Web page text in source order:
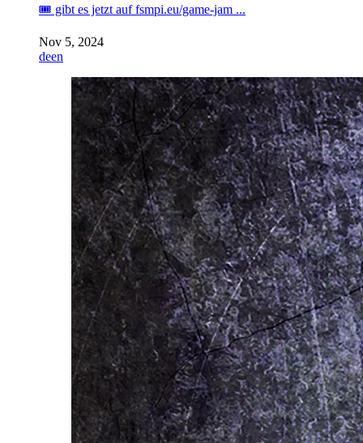
🎟️ gibt es jetzt auf fsmpi.eu/game-jam ...
Nov 5, 2024
deen